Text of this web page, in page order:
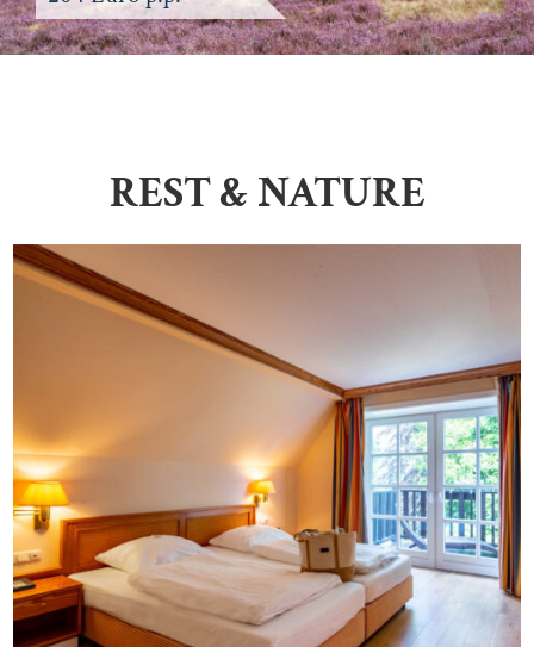
REST & NATURE